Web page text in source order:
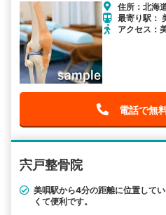
住所：北海
最寄り駅：
アクセス：
電話で無
宍戸整骨院
美唄駅から4分の距離に位置して
くて便利です。